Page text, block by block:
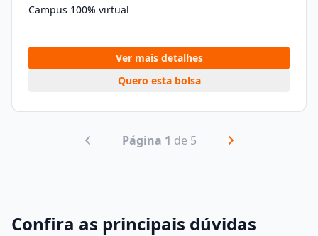
Campus 100% virtual
Ver mais detalhes
Quero esta bolsa
Página 1 de 5
Confira as principais dúvidas